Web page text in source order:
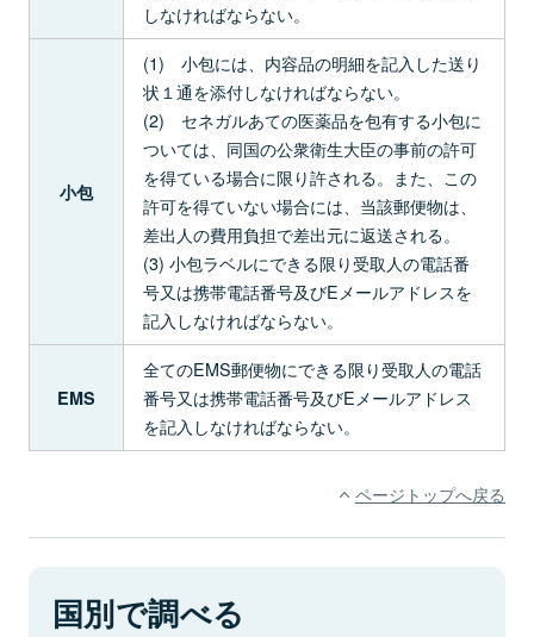
しなければならない。
小包
(1) 小包には、内容品の明細を記入した送り
状１通を添付しなければならない。
(2) セネガルあての医薬品を包有する小包に
ついては、同国の公衆衛生大臣の事前の許可
を得ている場合に限り許される。また、この
許可を得ていない場合には、当該郵便物は、
差出人の費用負担で差出元に返送される。
(3) 小包ラベルにできる限り受取人の電話番
号又は携帯電話番号及びEメールアドレスを
記入しなければならない。
EMS
全てのEMS郵便物にできる限り受取人の電話
番号又は携帯電話番号及びEメールアドレス
を記入しなければならない。
ページトップへ戻る
国別で調べる